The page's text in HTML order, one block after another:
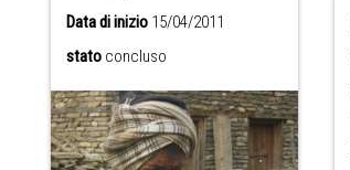
Data di inizio 15/04/2011
stato concluso